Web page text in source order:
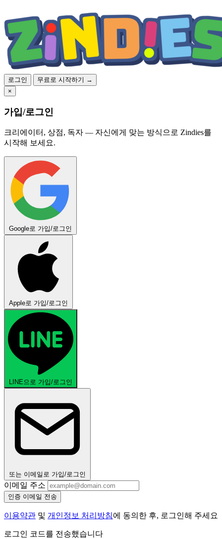
로그인
무료로 시작하기 →
×
가입/로그인
크리에이터, 상점, 독자 — 자신에게 맞는 방식으로 Zindies를
시작해 보세요.
Google로 가입/로그인
Apple로 가입/로그인
LINE으로 가입/로그인
또는 이메일로 가입/로그인
이메일 주소
인증 이메일 전송
이용약관 및 개인정보 처리방침에 동의한 후, 로그인해 주세요
로그인 코드를 전송했습니다